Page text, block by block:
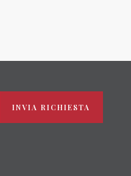
INVIA RICHIESTA